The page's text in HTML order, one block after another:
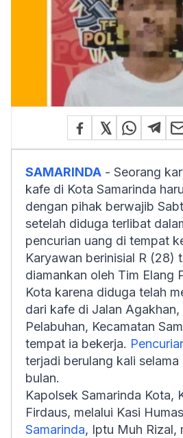
SAMARINDA - Seorang
kafe di Kota Samarinda
dengan pihak berwajib
setelah diduga terlibat
pencurian uang di tempat
Karyawan berinisial R (28)
diamankan oleh Tim Elang
Kota karena diduga telah
dari kafe di Jalan Agakhan,
Pelabuhan, Kecamatan
tempat ia bekerja.
terjadi berulang kali selama
bulan.
Kapolsek Samarinda Kota,
Firdaus, melalui Kasi Humas
Samarinda, Iptu Muh Rizal,